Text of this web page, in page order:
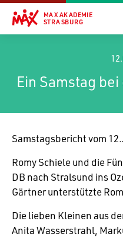
MAX AKADEMIE
STRASBURG
Ein Samstag
Sams­tags­be­richt vom
Romy Schiele und die
DB nach Stral­sund ins
Gärtner unter­stützte
Die lieben Kleinen aus
Anita Wasser­strahl,